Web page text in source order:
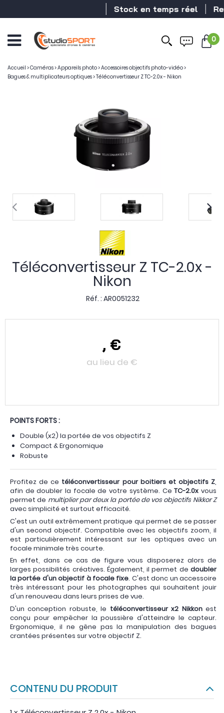
Stock en temps réel
0
Accueil >Caméras>Appareils photo>Accessoires objectifs photo-vidéo>
Bagues & multiplicateurs optiques>Téléconvertisseur Z TC-2.0x - Nikon
Téléconvertisseur Z TC-2.0x -
Nikon
Réf. : AR0051232
, €
au lieu de €
POINTS FORTS :
Double (x2) la portée de vos objectifs Z
Compact & Ergonomique
Robuste
Profitez de ce téléconvertisseur pour boitiers et objectifs Z,
afin de doubler la focale de votre système. CeTC-2.0x vous
permet de multiplier par deux la portée de vos objectifs Nikkor Z
avec simplicité et surtout efficacité.
C'est un outil extrêmement pratique qui permet de se passer
d'un second objectif. Compatible avec les objectifs zoom, il
est particulièrement intéressant sur les optiques avec un
focale minimale très courte.
En effet, dans ce cas de figure vous disposerez alors de
larges possibilités créatives. Également, il permet de doubler
la portée d'un objectif à focale fixe. C'est donc un accessoire
très intéressant pour les photographes qui souhaitent jouir
d'un renouveau dans leurs prises de vue.
D'un conception robuste, le téléconvertisseur x2 Nikkonest
conçu pour empêcher la poussière d'atteindre le capteur.
Ergonomique, il ne gêne pas la manipulation des bagues
crantées présentes sur votre objectif Z.
CONTENU DU PRODUIT